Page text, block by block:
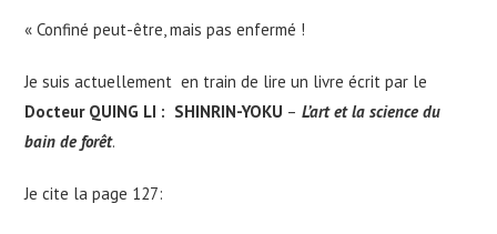
« Confiné peut-être, mais pas enfermé !
Je suis actuellement en train de lire un livre écrit par le
Docteur QUING LI : SHINRIN-YOKU – L’art et la science du
bain de forêt.
Je cite la page 127: